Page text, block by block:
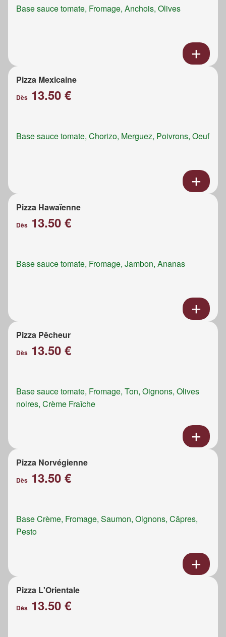
Base sauce tomate, Fromage, Anchois, Olives
Pizza Mexicaine
Dès 13.50 €
Base sauce tomate, Chorizo, Merguez, Poivrons, Oeuf
Pizza Hawaïenne
Dès 13.50 €
Base sauce tomate, Fromage, Jambon, Ananas
Pizza Pêcheur
Dès 13.50 €
Base sauce tomate, Fromage, Ton, Oignons, Olives
noires, Crème Fraîche
Pizza Norvégienne
Dès 13.50 €
Base Crème, Fromage, Saumon, Oignons, Câpres,
Pesto
Pizza L'Orientale
Dès 13.50 €